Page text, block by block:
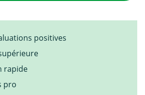
positives
rapide
pro